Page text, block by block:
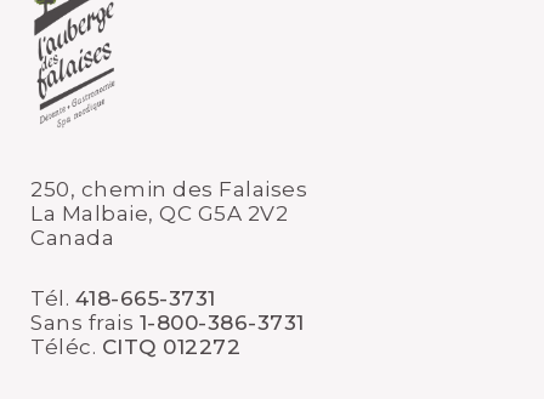
250, chemin des Falaises
La Malbaie, QC G5A 2V2
Canada
Tél. 418-665-3731
Sans frais 1-800-386-3731
Téléc. CITQ 012272